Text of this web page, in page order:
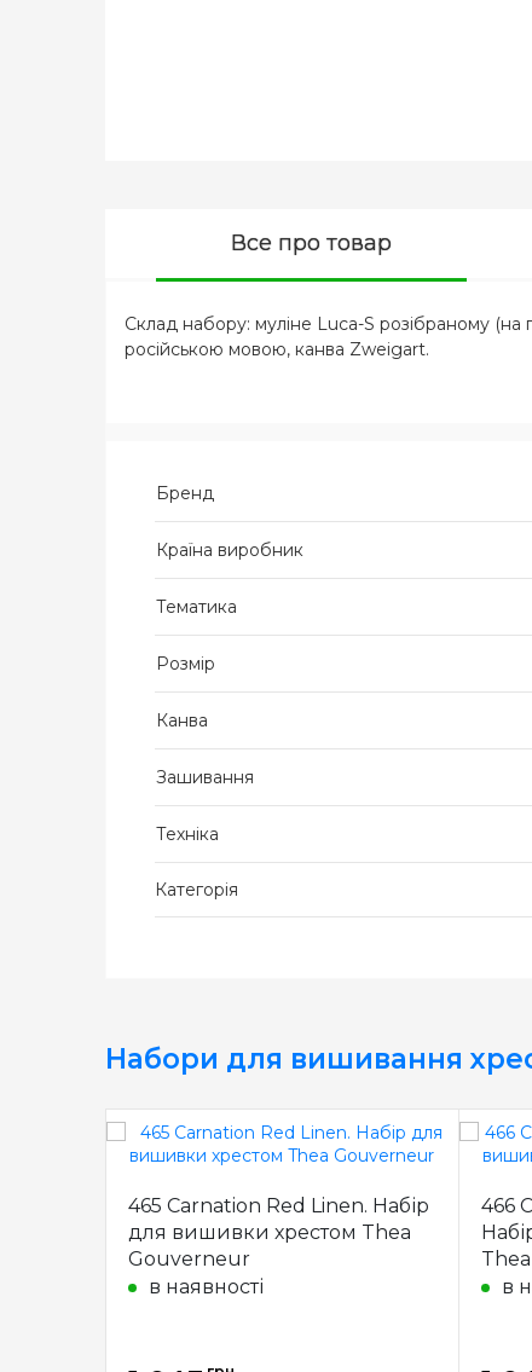
Все про товар
Склад набору: муліне Luca-S розібраному (на
російською мовою, канва Zweigart.
Бренд
Країна виробник
Тематика
Розмір
Канва
Зашивання
Техніка
Категорія
Набори для вишивання
465 Carnation Red Linen. Набір
для вишивки хрестом Thea
Gouverneur
в наявності
466
в